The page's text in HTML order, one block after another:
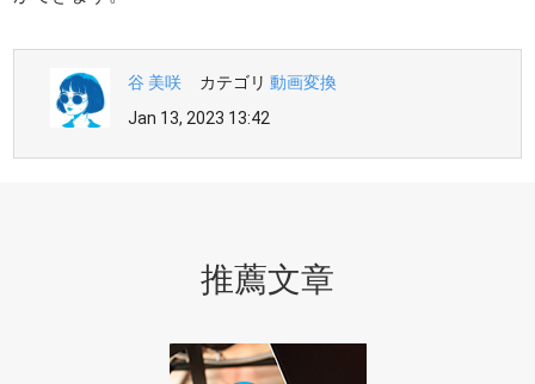
谷 美咲 カテゴリ動画変換
Jan 13, 2023 13:42
推薦文章